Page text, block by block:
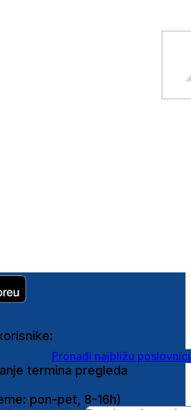
Pronađi najbližu
termina pregleda
pon-pet, 8-16h)